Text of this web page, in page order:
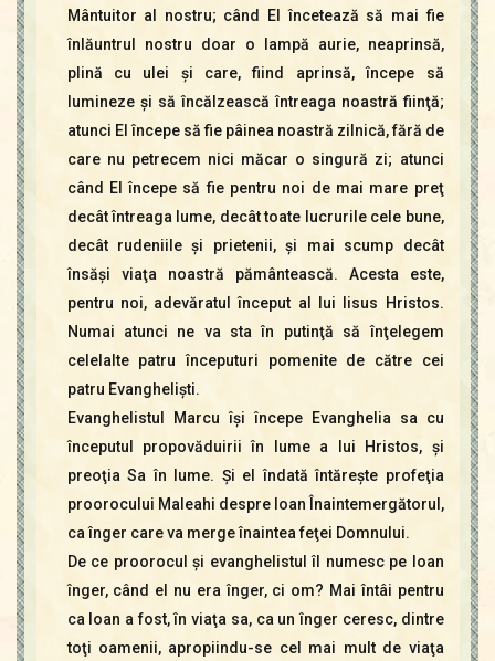
Mântuitor al nostru; când El încetează să mai fie
înlăuntrul nostru doar o lampă aurie, neaprinsă,
plină cu ulei şi care, fiind aprinsă, începe să
lumineze şi să încălzească întreaga noastră fiinţă;
atunci El începe să fie pâinea noastră zilnică, fără de
care nu petrecem nici măcar o singură zi; atunci
când El începe să fie pentru noi de mai mare preţ
decât întreaga lume, decât toate lucrurile cele bune,
decât rudeniile şi prietenii, şi mai scump decât
însăşi viaţa noastră pământească. Acesta este,
pentru noi, adevăratul început al lui Iisus Hristos.
Numai atunci ne va sta în putinţă să înţelegem
celelalte patru începuturi pomenite de către cei
patru Evanghelişti.
Evanghelistul Marcu îşi începe Evanghelia sa cu
începutul propovăduirii în lume a lui Hristos, şi
preoţia Sa în lume. Şi el îndată întăreşte profeţia
proorocului Maleahi despre Ioan Înaintemergătorul,
ca înger care va merge înaintea feţei Domnului.
De ce proorocul şi evanghelistul îl numesc pe Ioan
înger, când el nu era înger, ci om? Mai întâi pentru
ca Ioan a fost, în viaţa sa, ca un înger ceresc, dintre
toţi oamenii, apropiindu-se cel mai mult de viaţa